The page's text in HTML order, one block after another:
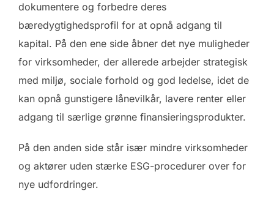
dokumentere og forbedre deres
bæredygtighedsprofil for at opnå adgang til
kapital. På den ene side åbner det nye muligheder
for virksomheder, der allerede arbejder strategisk
med miljø, sociale forhold og god ledelse, idet de
kan opnå gunstigere lånevilkår, lavere renter eller
adgang til særlige grønne finansieringsprodukter.
På den anden side står især mindre virksomheder
og aktører uden stærke ESG-procedurer over for
nye udfordringer.